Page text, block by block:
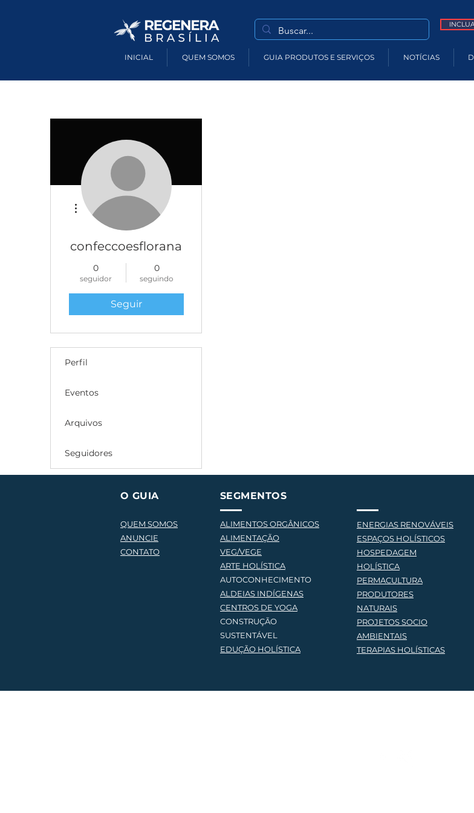
INICIAL QUEM SOMOS GUIA PRODUTOS E SERVIÇOS NOTÍCIAS
confeccoesflorana
0
seguidor
0
seguindo
Seguir
Mais ações
Perfil
Eventos
Arquivos
Seguidores
O GUIA
QUEM SOMOS
ANUNCIE
CONTATO
SEGMENTOS
ALIMENTOS ORGÂNICOS
ALIMENTAÇÃO
VEG/VEGE
ARTE HOLÍSTICA
AUTOCONHECIMENTO
ALDEIAS INDÍGENAS
CENTROS DE YOGA
CONSTRUÇÃO
SUSTENTÁVEL
EDUÇÃO HOLÍSTICA
ENERGIAS RENOVÁVEIS
ESPAÇOS HOLÍSTICOS
HOSPEDAGEM
HOLÍSTICA
PERMACULTURA
PRODUTORES
NATURAIS
PROJETOS SOCIO
AMBIENTAIS
TERAPIAS HOLÍSTICAS